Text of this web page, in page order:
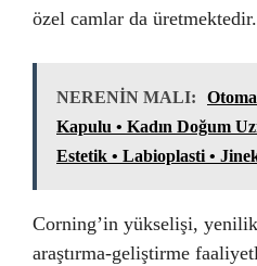
özel camlar da üretmektedir.
NERENİN MALI:
Kapulu • Kadın Doğum
Estetik • Labioplasti •
Corning’in yükselişi,
araştırma-geliştirme